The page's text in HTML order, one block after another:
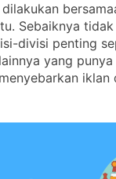
Sebaiknya
divisi penting
yang
iklan